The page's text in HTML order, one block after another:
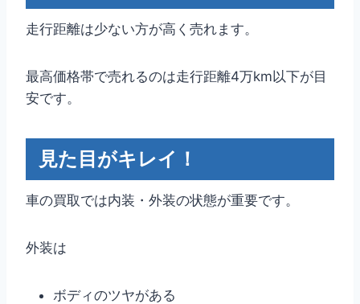
走行距離は少ない方が高く売れます。
最高価格帯で売れるのは走行距離4万km以下が目
安です。
見た目がキレイ！
車の買取では内装・外装の状態が重要です。
外装は
ボディのツヤがある